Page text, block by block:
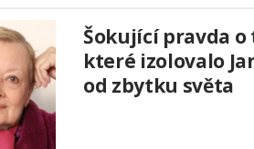
Šokující pravda
které izolovalo
od zbytku světa